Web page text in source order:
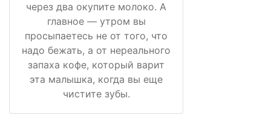
через два окупите молоко. А
главное — утром вы
просыпаетесь не от того, что
надо бежать, а от нереального
запаха кофе, который варит
эта малышка, когда вы еще
чистите зубы.